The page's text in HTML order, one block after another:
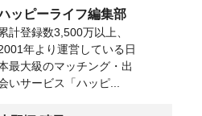
ッピーライフ編集部
累計登録数3,500万以上、
年より運営している日
最大級のマッチング・出
いサービス「ハッピ...